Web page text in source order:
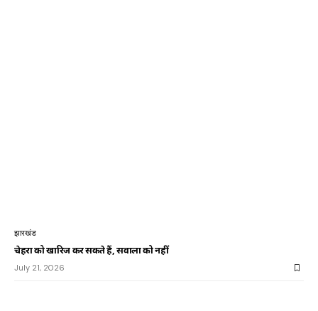
झारखंड
चेहरों को खारिज कर सकते हैं, सवालों को नहीं
July 21, 2026